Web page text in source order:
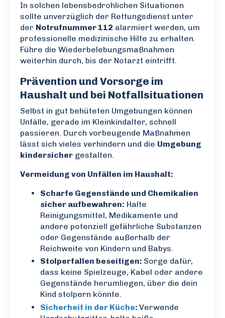
In solchen lebensbedrohlichen Situationen
sollte unverzüglich der Rettungsdienst unter
der Notrufnummer 112 alarmiert werden, um
professionelle medizinische Hilfe zu erhalten.
Führe die Wiederbelebungsmaßnahmen
weiterhin durch, bis der Notarzt eintrifft.
Prävention und Vorsorge im
Haushalt und bei Notfallsituationen
Selbst in gut behüteten Umgebungen können
Unfälle, gerade im Kleinkindalter, schnell
passieren. Durch vorbeugende Maßnahmen
lässt sich vieles verhindern und die Umgebung
kindersicher gestalten.
Vermeidung von Unfällen im Haushalt:
Scharfe Gegenstände und Chemikalien
sicher aufbewahren: Halte
Reinigungsmittel, Medikamente und
andere potenziell gefährliche Substanzen
oder Gegenstände außerhalb der
Reichweite von Kindern und Babys.
Stolperfallen beseitigen: Sorge dafür,
dass keine Spielzeuge, Kabel oder andere
Gegenstände herumliegen, über die dein
Kind stolpern könnte.
Sicherheit in der Küche: Verwende